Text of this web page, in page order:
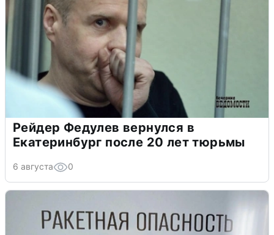
Рейдер Федулев вернулся в
Екатеринбург после 20 лет тюрьмы
6 августа 0